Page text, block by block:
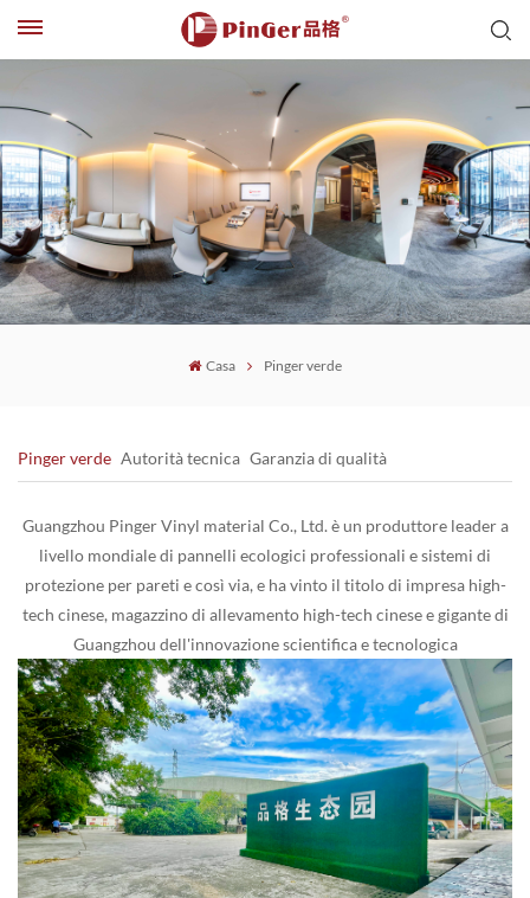
Casa Pinger verde
Pinger verde Autorità tecnica Garanzia di qualità
Guangzhou Pinger Vinyl material Co., Ltd. è un produttore leader a
livello mondiale di pannelli ecologici professionali e sistemi di
protezione per pareti e così via, e ha vinto il titolo di impresa high-
tech cinese, magazzino di allevamento high-tech cinese e gigante di
Guangzhou dell'innovazione scientifica e tecnologica